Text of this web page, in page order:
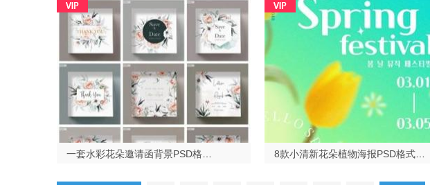
一套水彩花朵邀请函背景PSD格式2023513 8款小清新花朵植物海报PSD格式2023528